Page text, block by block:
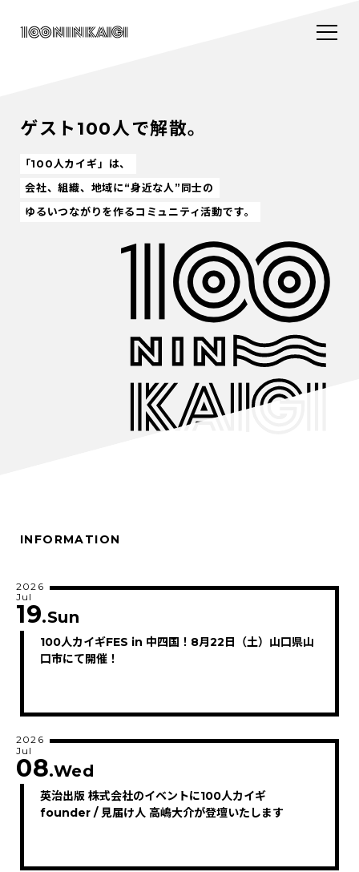
ゲスト100人で解散。
「100人カイギ」は、
会社、組織、地域に“身近な人”同士の
ゆるいつながりを作るコミュニティ活動です。
INFORMATION
100人カイギFES in 中四国！8月22日（土）山口県山
口市にて開催！
2026
Jul
19.Sun
英治出版 株式会社のイベントに100人カイギ
founder / 見届け人 高嶋大介が登壇いたします
2026
Jul
08.Wed